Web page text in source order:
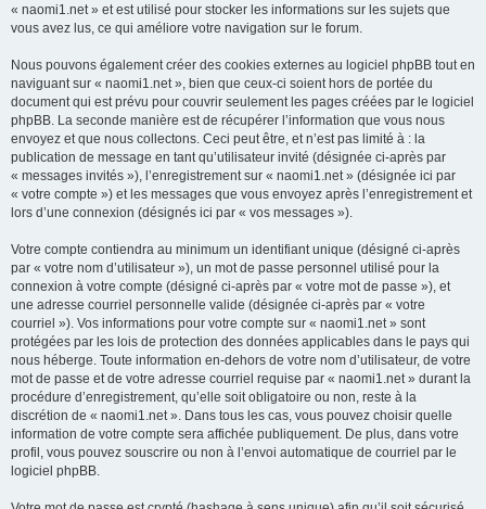
« naomi1.net » et est utilisé pour stocker les informations sur les sujets que
vous avez lus, ce qui améliore votre navigation sur le forum.
Nous pouvons également créer des cookies externes au logiciel phpBB tout en
naviguant sur « naomi1.net », bien que ceux-ci soient hors de portée du
document qui est prévu pour couvrir seulement les pages créées par le logiciel
phpBB. La seconde manière est de récupérer l’information que vous nous
envoyez et que nous collectons. Ceci peut être, et n’est pas limité à : la
publication de message en tant qu’utilisateur invité (désignée ci-après par
« messages invités »), l’enregistrement sur « naomi1.net » (désignée ici par
« votre compte ») et les messages que vous envoyez après l’enregistrement et
lors d’une connexion (désignés ici par « vos messages »).
Votre compte contiendra au minimum un identifiant unique (désigné ci-après
par « votre nom d’utilisateur »), un mot de passe personnel utilisé pour la
connexion à votre compte (désigné ci-après par « votre mot de passe »), et
une adresse courriel personnelle valide (désignée ci-après par « votre
courriel »). Vos informations pour votre compte sur « naomi1.net » sont
protégées par les lois de protection des données applicables dans le pays qui
nous héberge. Toute information en-dehors de votre nom d’utilisateur, de votre
mot de passe et de votre adresse courriel requise par « naomi1.net » durant la
procédure d’enregistrement, qu’elle soit obligatoire ou non, reste à la
discrétion de « naomi1.net ». Dans tous les cas, vous pouvez choisir quelle
information de votre compte sera affichée publiquement. De plus, dans votre
profil, vous pouvez souscrire ou non à l’envoi automatique de courriel par le
logiciel phpBB.